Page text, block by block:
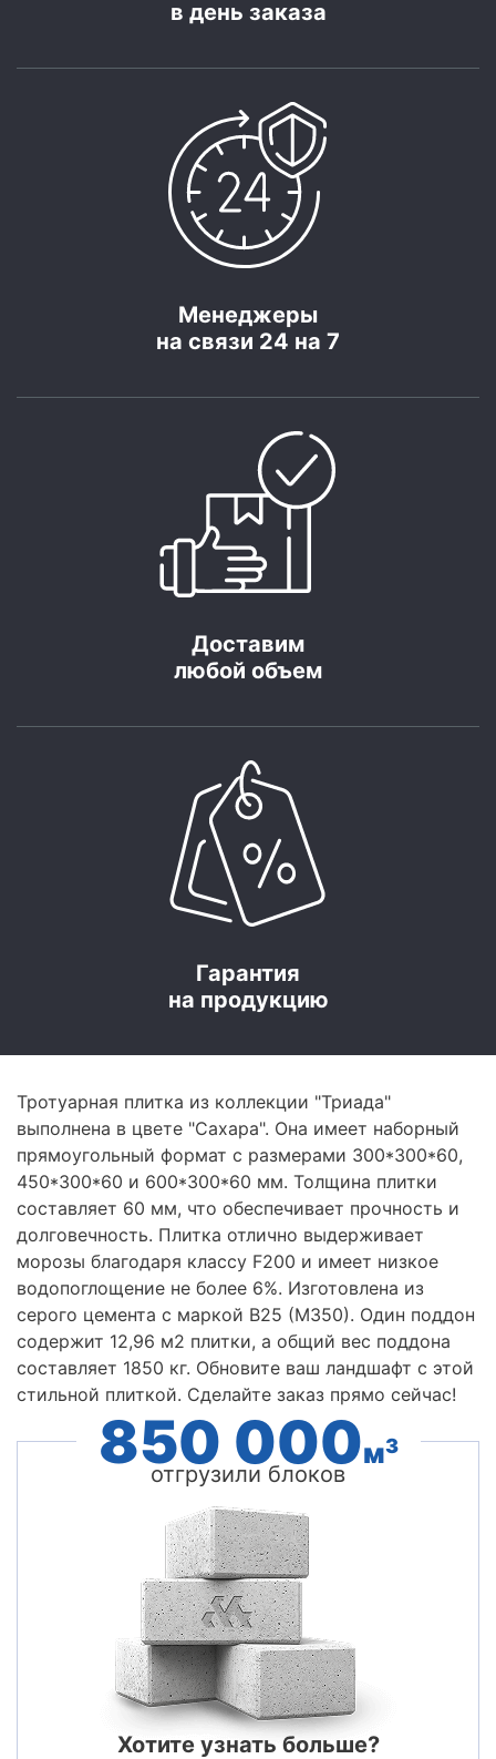
в день заказа
Менеджеры
на связи 24 на 7
Доставим
любой объем
Гарантия
на продукцию
Тротуарная плитка из коллекции "Триада"
выполнена в цвете "Сахара". Она имеет наборный
прямоугольный формат с размерами 300*300*60,
450*300*60 и 600*300*60 мм. Толщина плитки
составляет 60 мм, что обеспечивает прочность и
долговечность. Плитка отлично выдерживает
морозы благодаря классу F200 и имеет низкое
водопоглощение не более 6%. Изготовлена из
серого цемента с маркой В25 (М350). Один поддон
содержит 12,96 м2 плитки, а общий вес поддона
составляет 1850 кг. Обновите ваш ландшафт с этой
стильной плиткой. Сделайте заказ прямо сейчас!
850 000м3
отгрузили блоков
Хотите узнать больше?